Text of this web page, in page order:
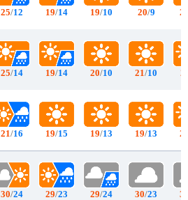
25/12
25/14
21/16
30/24
19/14
19/14
19/15
29/23
19/10
20/10
19/13
29/24
20/9
21/10
19/13
30/23